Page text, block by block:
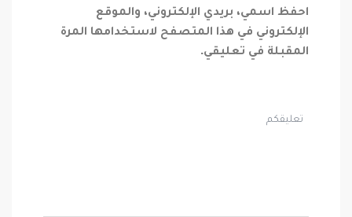
احفظ اسمي، بريدي الإلكتروني، والموقع
الإلكتروني في هذا المتصفح لاستخدامها المرة
المقبلة في تعليقي.